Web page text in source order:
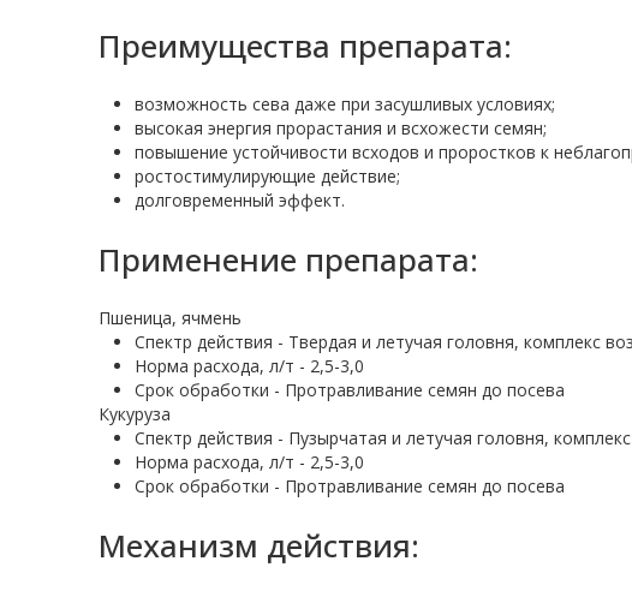
Преимущества препарата:
возможность сева даже при засушливых условиях;
высокая энергия прорастания и всхожести семян;
повышение устойчивости всходов и проростков к
ростостимулирующие действие;
долговременный эффект.
Применение препарата:
Пшеница, ячмень
Спектр действия - Твердая и летучая головня, комплекс
Норма расхода, л/т - 2,5-3,0
Срок обработки - Протравливание семян до посева
Кукуруза
Спектр действия - Пузырчатая и летучая головня,
Норма расхода, л/т - 2,5-3,0
Срок обработки - Протравливание семян до посева
Механизм действия: